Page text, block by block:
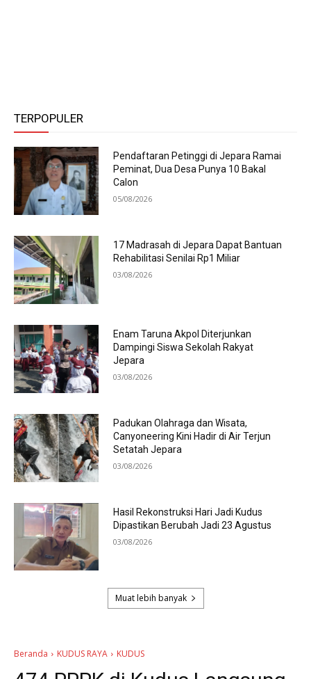
TERPOPULER
Pendaftaran Petinggi di Jepara Ramai
Peminat, Dua Desa Punya 10 Bakal
Calon
05/08/2026
17 Madrasah di Jepara Dapat Bantuan
Rehabilitasi Senilai Rp1 Miliar
03/08/2026
Enam Taruna Akpol Diterjunkan
Dampingi Siswa Sekolah Rakyat
Jepara
03/08/2026
Padukan Olahraga dan Wisata,
Canyoneering Kini Hadir di Air Terjun
Setatah Jepara
03/08/2026
Hasil Rekonstruksi Hari Jadi Kudus
Dipastikan Berubah Jadi 23 Agustus
03/08/2026
Muat lebih banyak